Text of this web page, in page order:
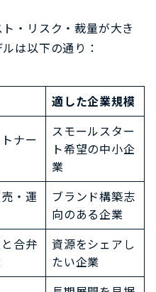
・リスク・裁量が大き
は以下の通り：
適した企業規模
ナー
スモールスター
ト希望の中小企
業
・運
ブランド構築志
向のある企業
合弁
資源をシェアし
たい企業